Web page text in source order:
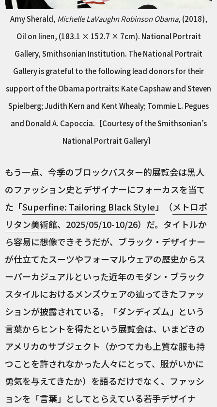
Amy Sherald, Michelle LaVaughn Robinson Obama, (2018),
Oil on linen, (183.1 × 152.7 × 7cm). National Portrait
Gallery, Smithsonian Institution. The National Portrait
Gallery is grateful to the following lead donors for their
support of the Obama portraits: Kate Capshaw and Steven
Spielberg; Judith Kern and Kent Whealy; Tommie L. Pegues
and Donald A. Capoccia.［Courtesy of the Smithsonian’s
National Portrait Gallery］
もう一点、今季のブロックバスター的展覧会は黒人
のファッション史とデザイナーにフォーカスを当て
た「Superfine: Tailoring Black Style」（メトロポ
リタン美術館、2025/05/10-10/26）だ。タイトルか
ら容易に想像できそうだが、ブラック・デザイナー
が仕立てたスーツやフォーマルウェアの歴史からス
ーパーカジュアルといった近年のモダン・ブラック
スタイルにおけるメンズウェアの辿ってきたファッ
ションが披露されている。「ダンディズム」という
言葉からヒントを得たという展覧会は、いまどきの
アメリカのサブジェクト（かつて力も上質な服も持
つことを許されなかった人々にとって、服がいかに
勇気を与えてきたか）を語るだけでなく、ファッシ
ョンを「言葉」としてとらえている若手デザイナ